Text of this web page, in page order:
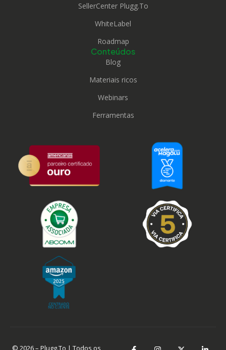
SellerCenter Plugg.To
WhiteLabel
Roadmap
Conteúdos
Blog
Materiais ricos
Webinars
Ferramentas
© 2026 – Plugg.To | Todos os